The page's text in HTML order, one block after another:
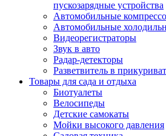
пускозарядные устройства
Автомобильные
Автомобильные
Видеорегистраторы
Звук в авто
Радар-детекторы
Разветвитель в
Товары для сада и отдыха
Биотуалеты
Велосипеды
Детские самокаты
Мойки высокого давления